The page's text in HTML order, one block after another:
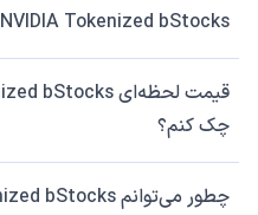
NVIDIA Tokenized bStocks چیست؟
چک کنم؟